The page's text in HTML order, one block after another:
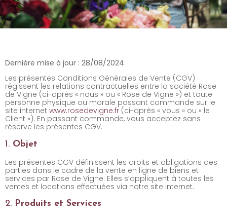
Dernière mise à jour : 28/08/2024
Les présentes Conditions Générales de Vente (CGV)
régissent les relations contractuelles entre la société Rose
de Vigne (ci-après « nous » ou « Rose de Vigne ») et toute
personne physique ou morale passant commande sur le
site internet www.rosedevigne.fr (ci-après « vous » ou « le
Client »). En passant commande, vous acceptez sans
réserve les présentes CGV.
1. Objet
Les présentes CGV définissent les droits et obligations des
parties dans le cadre de la vente en ligne de biens et
services par Rose de Vigne. Elles s’appliquent à toutes les
ventes et locations effectuées via notre site internet.
2. Produits et Services